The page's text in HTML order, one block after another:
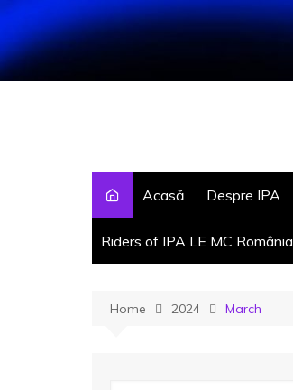
Acasă Despre IPA
Riders of IPA LE MC România
Home 2024 March